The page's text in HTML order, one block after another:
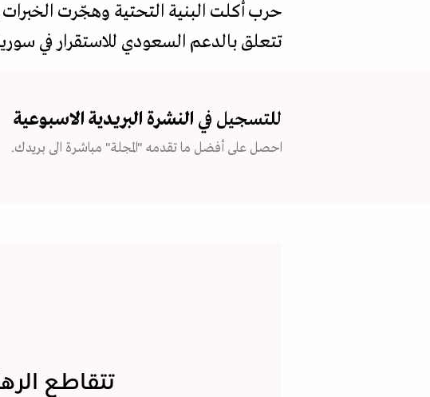
حرب أكلت البنية التحتية وهجّرت الخبرات
تتعلق بالدعم السعودي للاستقرار في سوريا
للتسجيل في النشرة البريدية الاسبوعية
احصل على أفضل ما تقدمه "المجلة" مباشرة الى بريدك.
تتقاطع